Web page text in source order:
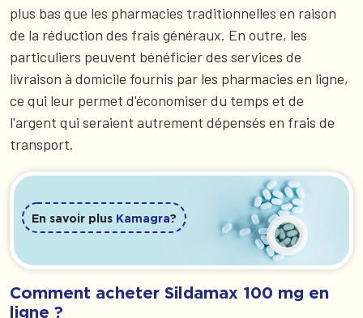
plus bas que les pharmacies traditionnelles en raison
de la réduction des frais généraux. En outre, les
particuliers peuvent bénéficier des services de
livraison à domicile fournis par les pharmacies en ligne,
ce qui leur permet d'économiser du temps et de
l'argent qui seraient autrement dépensés en frais de
transport.
En savoir plus Kamagra?
Comment acheter Sildamax 100 mg en
ligne ?